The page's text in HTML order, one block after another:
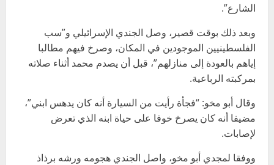
الشارع”.
وبعد ذلك بوقت قصير، وصل الجندي الإسرائيلي و”سب
الفلسطينيين الموجودين في المكان، وصرخ فيهم مطالبا
إياهم بالعودة إلى منازلهم”، قبل أن يصدم محمد أثناء صلاته
بمركبته الرباعية.
وقال أبو مخو: “فجأة رأيت من السيارة أنه كان يدهس ابني”،
مضيفا أنه كان يصرخ خوفا على حياة ابنه الذي تعرض
لإصابات.
ووفقا لمجدي أبو مخو، واصل الجندي هجومه ورشه برذاذ